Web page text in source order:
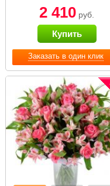
Заказать в один клик
2 410 руб.
Купить